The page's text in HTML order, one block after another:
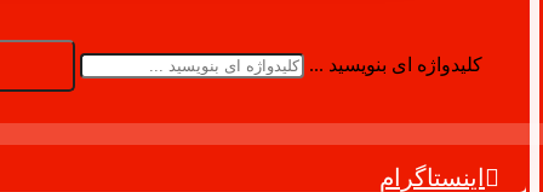
کلیدواژه ای بنویسید ...
اینستاگرام